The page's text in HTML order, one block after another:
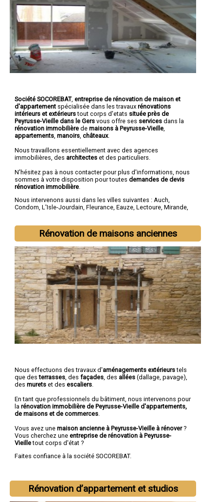
Société SOCOREBAT, entreprise de rénovation de maison et
d'appartement spécialisée dans les travaux rénovations
intérieurs et extérieurstout corps d'etats située près de
Peyrusse-Vieille dans le Gers vous offre ses services dans la
rénovation immobilière de maisons à Peyrusse-Vieille
appartements manoirs châteaux.
Nous travaillons essentiellement avec des agences
immobilières, des architectes et des particuliers.
N'hésitez pas à nous contacter pour plus d'informations, nous
sommes à votre disposition pour toutes demandes de devis
rénovation immobilière
Nous intervenons aussi dans les villes suivantes : Auch,
Condom, L'Isle-Jourdain, Fleurance, Eauze, Lectoure, Mirande,
Rénovation de maisons anciennes
Nous effectuons des travaux d'aménagements extérieurstels
que desterrasses , des façades , des allées (dallage, pavage),
des murets et des escaliers
En tant que professionnels du bâtiment, nous intervenons pour
la rénovation immobilière de Peyrusse-Vieille d'appartements,
de maisons et de commerces
Vous avez une maison ancienne à Peyrusse-Vieille à rénover?
Vous cherchez une entreprise de rénovation à Peyrusse-
Vieilletout corps d'état ?
Faites confiance à la société SOCOREBAT.
Rénovation d’appartement et studios